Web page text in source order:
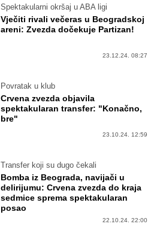
Spektakularni okršaj u ABA ligi
Vječiti rivali večeras u Beogradskoj
areni: Zvezda dočekuje Partizan!
23.12.24. 08:27
Povratak u klub
Crvena zvezda objavila
spektakularan transfer: "Konačno,
bre"
23.10.24. 12:59
Transfer koji su dugo čekali
Bomba iz Beograda, navijači u
delirijumu: Crvena zvezda do kraja
sedmice sprema spektakularan
posao
22.10.24. 22:00